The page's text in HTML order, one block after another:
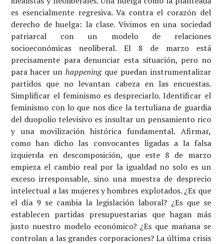
es esencialmente regresiva. Va contra el corazón del
derecho de huelga: la clase. Vivimos en una sociedad
patriarcal con un modelo de relaciones
socioeconómicas neoliberal. El 8 de marzo está
precisamente para denunciar esta situación, pero no
para hacer un happeningque puedan instrumentalizar
partidos que no levantan cabeza en las encuestas.
Simplificar el feminismo es despreciarlo. Identificar el
feminismo con lo que nos dice la tertuliana de guardia
del duopolio televisivo es insultar un pensamiento rico
y una movilización histórica fundamental. Afirmar,
como han dicho las convocantes ligadas a la falsa
izquierda en descomposición, que este 8 de marzo
empieza el cambio real por la igualdad no solo es un
exceso irresponsable, sino una muestra de desprecio
intelectual a las mujeres y hombres explotados. ¿Es que
el día 9 se cambia la legislación laboral? ¿Es que se
establecen partidas presupuestarias que hagan más
justo nuestro modelo económico? ¿Es que mañana se
controlan a las grandes corporaciones? La última crisis